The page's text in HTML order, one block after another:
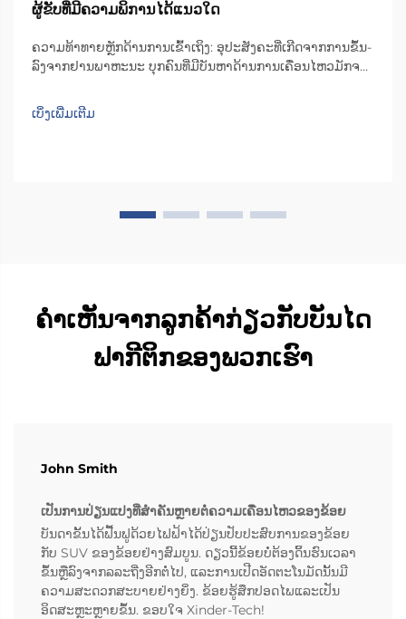
ຜູ້ຂັບທີ່ມີຄວາມພິການໄດ້ແນວໃດ
ຄວາມທ້າທາຍຫຼັກດ້ານການເຂົ້າເຖິງ: ອຸປະສັງຄະທີ່ເກີດຈາກການຂຶ້ນ-
ລົງຈາກຢານພາຫະນະ ບຸກຄົນທີ່ມີບັນຫາດ້ານການເຄື່ອນໄຫວມັກຈະ
ດ້ານໃນຂອງລົດສ່ວນຫຼາຍບໍ່ພຽງພໍ, ສົ່ງຜົນໃຫ້ຜູ້ໃຊ້ຕ້ອງບີບຕົວ ຫຼື ຕື່ນ
ເທິງ...
ເບິ່ງເພີ່ມເຕີມ
ຄຳເຫັນຈາກລູກຄ້າກ່ຽວກັບບັນໄດ
ຟາກີຕິກຂອງພວກເຮົາ
John Smith
ເປັນການປ່ຽນແປງທີ່ສຳຄັນຫຼາຍຕໍ່ຄວາມເຄື່ອນໄຫວຂອງຂ້ອຍ
ບັນດາຂັ້ນໄດ້ຟື້ນຟູດ້ວຍໄຟຟ້າໄດ້ປ່ຽນປັບປະສົບການຂອງຂ້ອຍ
ກັບ SUV ຂອງຂ້ອຍຢ່າງສົມບູນ. ດຽວນີ້ຂ້ອຍບໍ່ຕ້ອງດິ້ນຮົນເວລາ
ຂຶ້ນຫຼືລົງຈາກລລະຖີ່ງອີກຕໍ່ໄປ, ແລະການເປີດອັດຕະໂນມັດນັ້ນມີ
ຄວາມສະດວກສະບາຍຢ່າງຍິ່ງ. ຂ້ອຍຮູ້ສຶກປອດໄພແລະເປັນ
ອິດສະຫຼະຫຼາຍຂຶ້ນ. ຂອບໃຈ Xinder-Tech!